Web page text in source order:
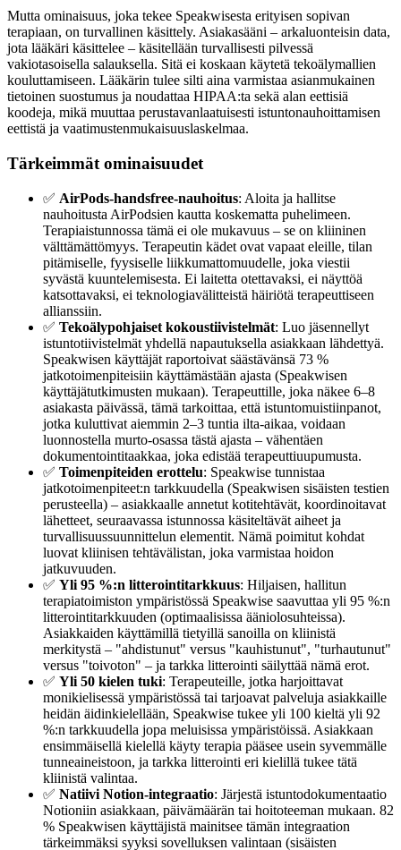
Mutta ominaisuus, joka tekee Speakwisesta erityisen sopivan
terapiaan, on turvallinen käsittely. Asiakasääni – arkaluonteisin data,
jota lääkäri käsittelee – käsitellään turvallisesti pilvessä
vakiotasoisella salauksella. Sitä ei koskaan käytetä tekoälymallien
kouluttamiseen. Lääkärin tulee silti aina varmistaa asianmukainen
tietoinen suostumus ja noudattaa HIPAA:ta sekä alan eettisiä
koodeja, mikä muuttaa perustavanlaatuisesti istuntonauhoittamisen
eettistä ja vaatimustenmukaisuuslaskelmaa.
Tärkeimmät ominaisuudet
✅ AirPods-handsfree-nauhoitus: Aloita ja hallitse
nauhoitusta AirPodsien kautta koskematta puhelimeen.
Terapiaistunnossa tämä ei ole mukavuus – se on kliininen
välttämättömyys. Terapeutin kädet ovat vapaat eleille, tilan
pitämiselle, fyysiselle liikkumattomuudelle, joka viestii
syvästä kuuntelemisesta. Ei laitetta otettavaksi, ei näyttöä
katsottavaksi, ei teknologiavälitteistä häiriötä terapeuttiseen
allianssiin.
✅ Tekoälypohjaiset kokoustiivistelmät: Luo jäsennellyt
istuntotiivistelmät yhdellä napautuksella asiakkaan lähdettyä.
Speakwisen käyttäjät raportoivat säästävänsä 73 %
jatkotoimenpiteisiin käyttämästään ajasta (Speakwisen
käyttäjätutkimusten mukaan). Terapeuttille, joka näkee 6–8
asiakasta päivässä, tämä tarkoittaa, että istuntomuistiinpanot,
jotka kuluttivat aiemmin 2–3 tuntia ilta-aikaa, voidaan
luonnostella murto-osassa tästä ajasta – vähentäen
dokumentointitaakkaa, joka edistää terapeuttiuupumusta.
✅ Toimenpiteiden erottelu: Speakwise tunnistaa
jatkotoimenpiteet:n tarkkuudella (Speakwisen sisäisten testien
perusteella) – asiakkaalle annetut kotitehtävät, koordinoitavat
lähetteet, seuraavassa istunnossa käsiteltävät aiheet ja
turvallisuussuunnittelun elementit. Nämä poimitut kohdat
luovat kliinisen tehtävälistan, joka varmistaa hoidon
jatkuvuuden.
✅ Yli 95 %:n litterointitarkkuus: Hiljaisen, hallitun
terapiatoimiston ympäristössä Speakwise saavuttaa yli 95 %:n
litterointitarkkuuden (optimaalisissa ääniolosuhteissa).
Asiakkaiden käyttämillä tietyillä sanoilla on kliinistä
merkitystä – "ahdistunut" versus "kauhistunut", "turhautunut"
versus "toivoton" – ja tarkka litterointi säilyttää nämä erot.
✅ Yli 50 kielen tuki: Terapeuteille, jotka harjoittavat
monikielisessä ympäristössä tai tarjoavat palveluja asiakkaille
heidän äidinkielellään, Speakwise tukee yli 100 kieltä yli 92
%:n tarkkuudella jopa meluisissa ympäristöissä. Asiakkaan
ensimmäisellä kielellä käyty terapia pääsee usein syvemmälle
tunneaineistoon, ja tarkka litterointi eri kielillä tukee tätä
kliinistä valintaa.
✅ Natiivi Notion-integraatio: Järjestä istuntodokumentaatio
Notioniin asiakkaan, päivämäärän tai hoitoteeman mukaan. 82
% Speakwisen käyttäjistä mainitsee tämän integraation
tärkeimmäksi syyksi sovelluksen valintaan (sisäisten